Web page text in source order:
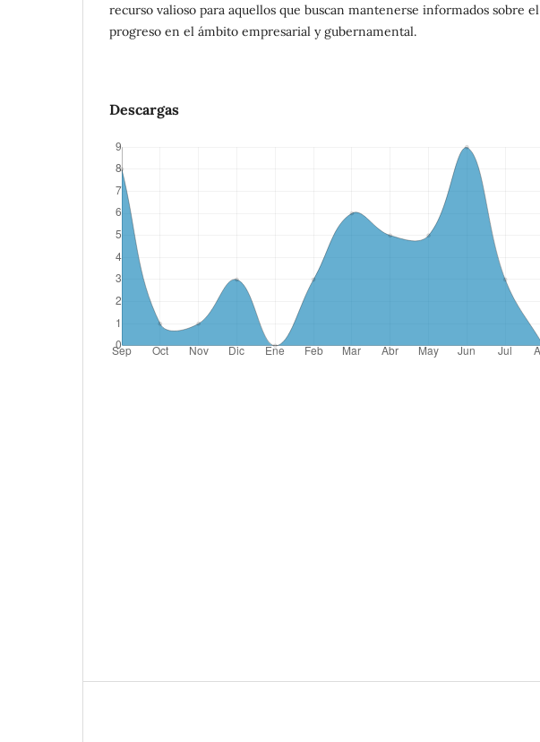
recurso valioso para aquellos que buscan mantenerse informados sobre el
progreso en el ámbito empresarial y gubernamental.
Descargas